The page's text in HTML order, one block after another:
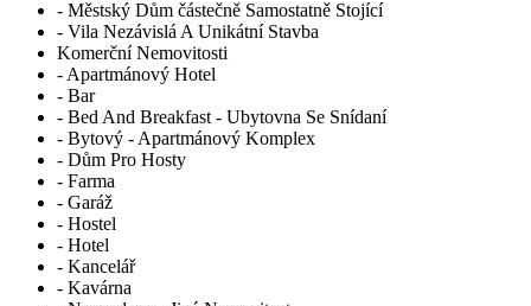
- Městský Dům částečně Samostatně Stojící
- Vila Nezávislá A Unikátní Stavba
Komerční Nemovitosti
- Apartmánový Hotel
- Bar
- Bed And Breakfast - Ubytovna Se Snídaní
- Bytový - Apartmánový Komplex
- Dům Pro Hosty
- Farma
- Garáž
- Hostel
- Hotel
- Kancelář
- Kavárna